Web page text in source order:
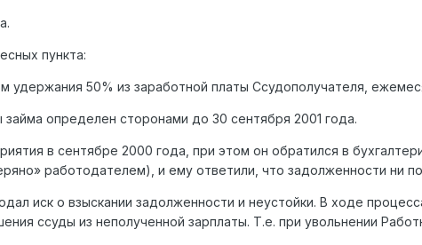
пункта:
удержания 50% из заработной платы Ссудополучателя,
определен сторонами до 30 сентября 2001 года.
в сентябре 2000 года, при этом он обратился в
работодателем), и ему ответили, что задолженности ни
иск о взыскании задолженности и неустойки. В ходе
ссуды из неполученной зарплаты. Т.е. при увольнении